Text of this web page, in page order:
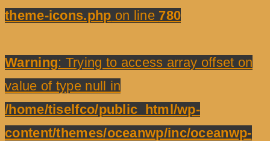
theme-icons.php on line 780
Warning: Trying to access array offset on
value of type null in
/home/tiselfco/public_html/wp-
content/themes/oceanwp/inc/oceanwp-